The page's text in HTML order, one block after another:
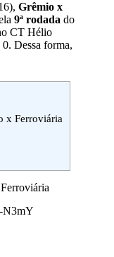
Grêmio x
9ª rodada do
CT Hélio
Dessa forma,
x Ferroviária
N3mY